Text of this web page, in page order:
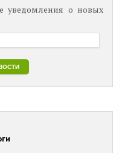
уведомления о новых